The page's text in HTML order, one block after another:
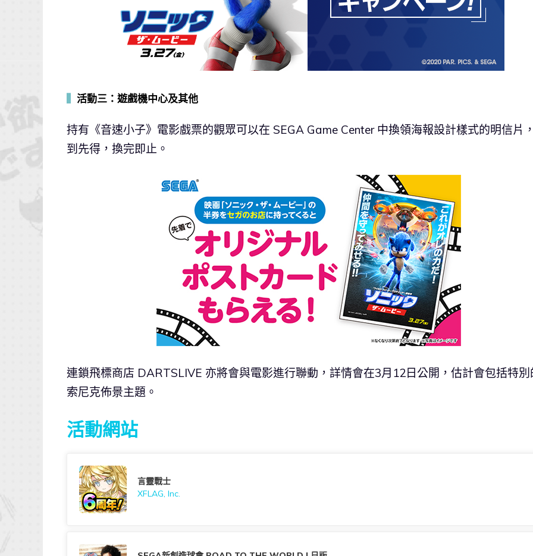
活動三 ：遊戲機中心及其他
持有《音速小子》電影戲票的觀眾可以在 SEGA Game Center 中換領海報設計樣式的明信片
到先得，換完即止。
連鎖飛標商店 DARTSLIVE 亦將會與電影進行聯動，詳情會在3月12日公開，估計會包括特別
索尼克佈景主題。
活動網站
言靈戰士
XFLAG, Inc.